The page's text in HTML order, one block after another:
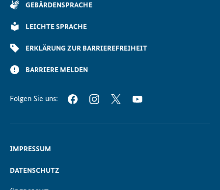
GEBÄRDENSPRACHE
LEICHTE SPRACHE
ERKLÄRUNG ZUR BARRIEREFREIHEIT
BARRIERE MELDEN
Folgen Sie uns: FACEBOOKINSTAGRAM
TWITTERYOUTUBE
IMPRESSUM
DATENSCHUTZ